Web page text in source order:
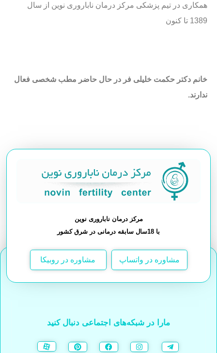
همکاری در تیم پزشکی مرکز درمان ناباروری نوین از سال
1389 تا کنون
خانم دکتر حکمت خلیلی فر در حال حاضر مطب شخصی فعال
ندارند.
مرکز درمان ناباروری نوین
با 18سال سابقه درمانی در شرق کشور
مشاوره در واتساپ مشاوره در روبیکا
مارا در شبکه‌های اجتماعی دنبال کنید